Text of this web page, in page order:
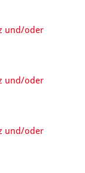
und/oder
und/oder
und/oder